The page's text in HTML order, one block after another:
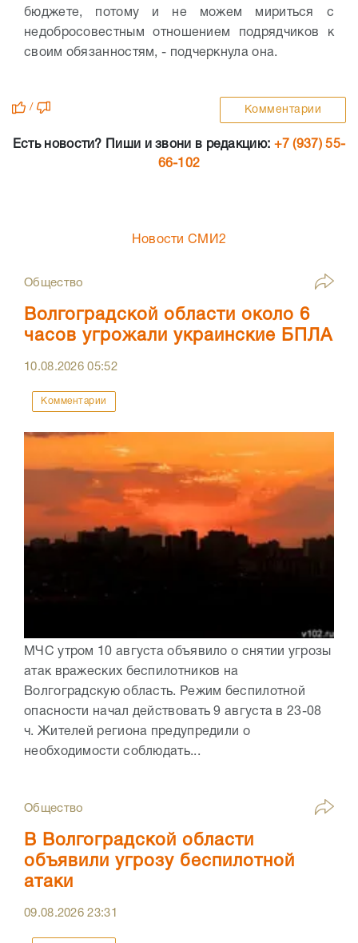
бюджете, потому и не можем мириться с
недобросовестным отношением подрядчиков к
своим обязанностям, - подчеркнула она.
/ Комментарии
Есть новости? Пиши и звони в редакцию: +7 (937) 55-
66-102
Новости СМИ2
Общество
Волгоградской области около 6
часов угрожали украинские БПЛА
10.08.202605:52
Комментарии
МЧС утром 10 августа объявило о снятии угрозы
атак вражеских беспилотников на
Волгоградскую область. Режим беспилотной
опасности начал действовать 9 августа в 23-08
ч. Жителей региона предупредили о
необходимости соблюдать...
Общество
В Волгоградской области
объявили угрозу беспилотной
атаки
09.08.202623:31